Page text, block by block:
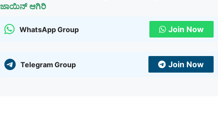
ಜಾಯಿನ್ ಆಗಿರಿ
WhatsApp Group Join Now
Telegram Group Join Now